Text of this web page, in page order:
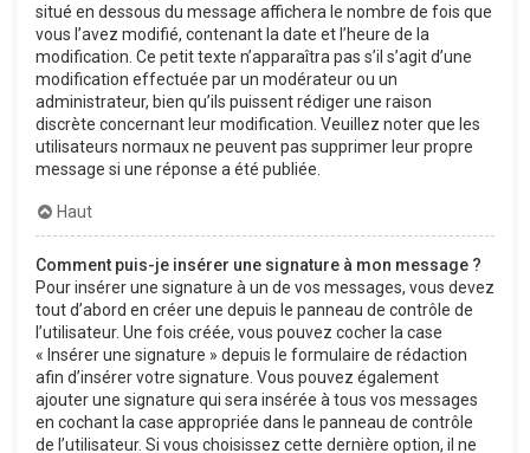
situé en dessous du message affichera le nombre de fois que
vous l’avez modifié, contenant la date et l’heure de la
modification. Ce petit texte n’apparaîtra pas s’il s’agit d’une
modification effectuée par un modérateur ou un
administrateur, bien qu’ils puissent rédiger une raison
discrète concernant leur modification. Veuillez noter que les
utilisateurs normaux ne peuvent pas supprimer leur propre
message si une réponse a été publiée.
Haut
Comment puis-je insérer une signature à mon message ?
Pour insérer une signature à un de vos messages, vous devez
tout d’abord en créer une depuis le panneau de contrôle de
l’utilisateur. Une fois créée, vous pouvez cocher la case
« Insérer une signature » depuis le formulaire de rédaction
afin d’insérer votre signature. Vous pouvez également
ajouter une signature qui sera insérée à tous vos messages
en cochant la case appropriée dans le panneau de contrôle
de l’utilisateur. Si vous choisissez cette dernière option, il ne